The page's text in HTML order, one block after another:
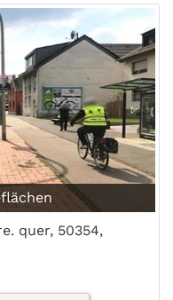
quer, 50354,